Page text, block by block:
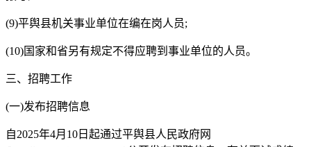
(9)平舆县机关事业单位在编在岗人员;
(10)国家和省另有规定不得应聘到事业单位的人员。
三、招聘工作
(一)发布招聘信息
自2025年4月10日起通过平舆县人民政府网